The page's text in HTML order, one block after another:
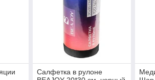
Салфетка в рулоне